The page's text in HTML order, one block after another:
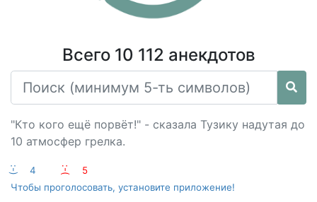
Всего 10 112 анекдотов
"Кто кого ещё порвёт!" - сказала Тузику надутая до
10 атмосфер грелка.
:-) 4 :-(
5
Чтобы проголосовать, установите приложение!